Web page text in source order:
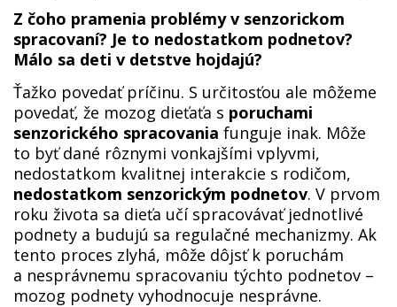
Z čoho pramenia problémy v senzorickom
spracovaní? Je to nedostatkom podnetov?
Málo sa deti v detstve hojdajú?
Ťažko povedať príčinu. S určitosťou ale môžeme
povedať, že mozog dieťaťa s poruchami
senzorického spracovania funguje inak. Môže
to byť dané rôznymi vonkajšími vplyvmi,
nedostatkom kvalitnej interakcie s rodičom,
nedostatkom senzorickým podnetov. V prvom
roku života sa dieťa učí spracovávať jednotlivé
podnety a budujú sa regulačné mechanizmy. Ak
tento proces zlyhá, môže dôjsť k poruchám
a nesprávnemu spracovaniu týchto podnetov –
mozog podnety vyhodnocuje nesprávne.